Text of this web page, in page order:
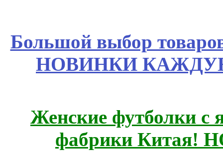
Большой выбор
НОВИНКИ
Женские футболки с
фабрики Китая!